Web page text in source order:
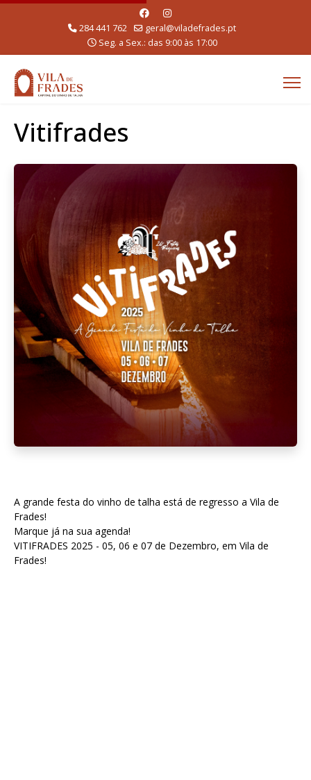
284 441 762
geral@viladefrades.pt
Seg. a Sex.: das 9:00 às 17:00
Vitifrades
A grande festa do vinho de talha está de regresso a Vila de
Frades!
Marque já na sua agenda!
VITIFRADES 2025 - 05, 06 e 07 de Dezembro, em Vila de
Frades!